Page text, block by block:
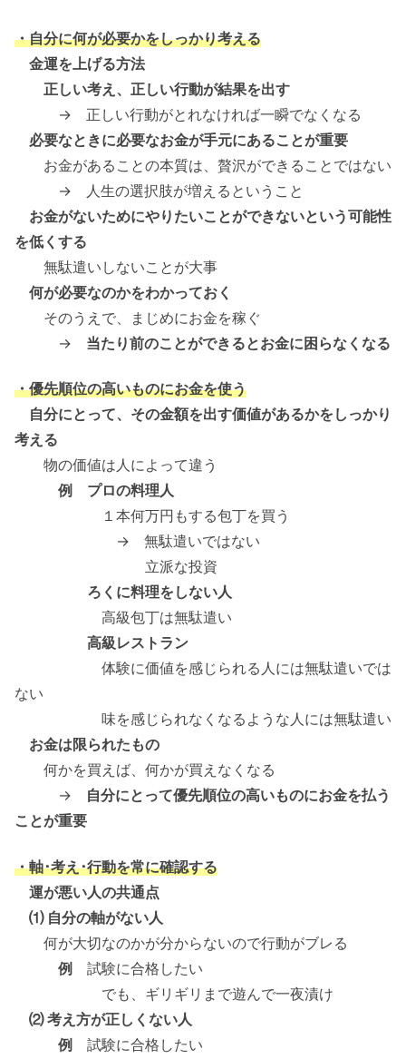
・自分に何が必要かをしっかり考える
金運を上げる方法
正しい考え、正しい行動が結果を出す
→ 正しい行動がとれなければ一瞬でなくなる
必要なときに必要なお金が手元にあることが重要
お金があることの本質は、贅沢ができることではない
→ 人生の選択肢が増えるということ
お金がないためにやりたいことができないという可能性
を低くする
無駄遣いしないことが大事
何が必要なのかをわかっておく
そのうえで、まじめにお金を稼ぐ
→ 当たり前のことができるとお金に困らなくなる
・優先順位の高いものにお金を使う
自分にとって、その金額を出す価値があるかをしっかり
考える
物の価値は人によって違う
例 プロの料理人
１本何万円もする包丁を買う
→ 無駄遣いではない
立派な投資
ろくに料理をしない人
高級包丁は無駄遣い
高級レストラン
体験に価値を感じられる人には無駄遣いでは
ない
味を感じられなくなるような人には無駄遣い
お金は限られたもの
何かを買えば、何かが買えなくなる
→ 自分にとって優先順位の高いものにお金を払う
ことが重要
・軸･考え･行動を常に確認する
運が悪い人の共通点
⑴ 自分の軸がない人
何が大切なのかが分からないので行動がブレる
例 試験に合格したい
でも、ギリギリまで遊んで一夜漬け
⑵ 考え方が正しくない人
例 試験に合格したい